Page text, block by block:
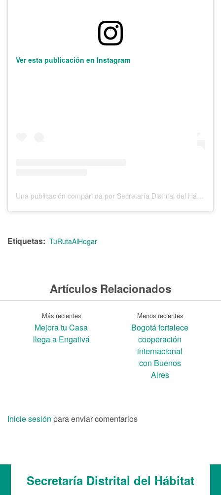
Ver esta publicación en Instagram
Una publicación compartida por Secretaría Distrital del Hábitat. (@habitatbogota)
Etiquetas TuRutaAlHogar
Artículos Relacionados
Más recientes
Mejora tu Casa
llega a Engativá
Menos recientes
Bogotá fortalece
cooperación
internacional
con Buenos
Aires
Inicie sesión para enviar comentarios
Secretaría Distrital del Hábitat